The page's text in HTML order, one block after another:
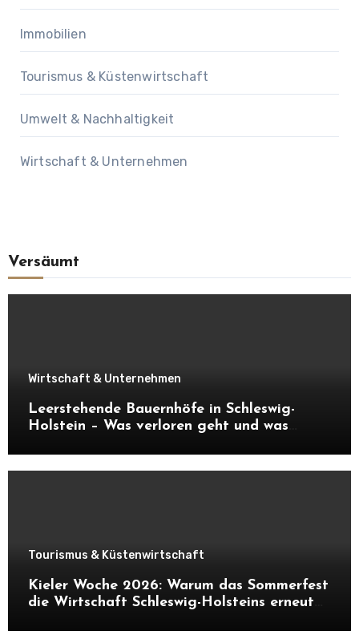
Immobilien
Tourismus & Küstenwirtschaft
Umwelt & Nachhaltigkeit
Wirtschaft & Unternehmen
Versäumt
Wirtschaft & Unternehmen
Leerstehende Bauernhöfe in Schleswig-
Holstein – Was verloren geht und was
Tourismus & Küstenwirtschaft
Kieler Woche 2026: Warum das Sommerfest
die Wirtschaft Schleswig-Holsteins erneut